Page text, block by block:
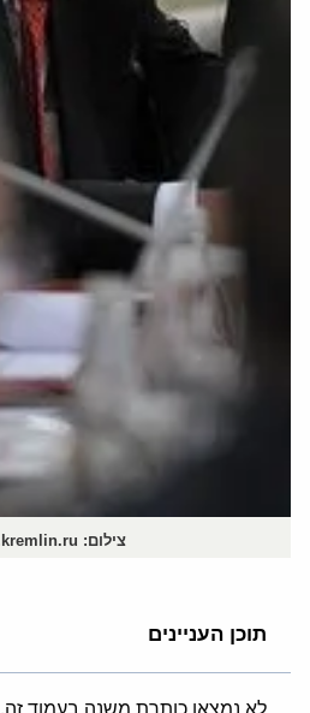
צילום: www.kremlin.ru.
תוכן העניינים
לא נמצאו כותרת משנה בעמוד זה.